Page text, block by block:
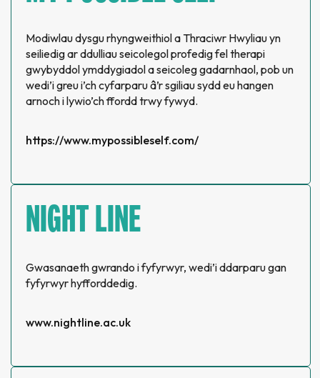
Modiwlau dysgu rhyngweithiol a Thraciwr Hwyliau yn
seiliedig ar ddulliau seicolegol profedig fel therapi
gwybyddol ymddygiadol a seicoleg gadarnhaol, pob un
wedi’i greu i’ch cyfarparu â’r sgiliau sydd eu hangen
arnoch i lywio’ch ffordd trwy fywyd.
https://www.mypossibleself.com/
NIGHT LINE
Gwasanaeth gwrando i fyfyrwyr, wedi’i ddarparu gan
fyfyrwyr hyfforddedig.
www.nightline.ac.uk